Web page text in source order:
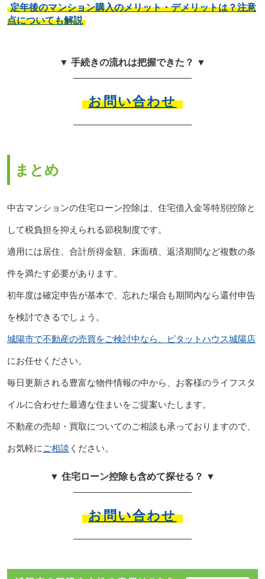
定年後のマンション購入のメリット・デメリットは？注意
点についても解説
▼ 手続きの流れは把握できた？ ▼
お問い合わせ
まとめ
中古マンションの住宅ローン控除は、住宅借入金等特別控除と
して税負担を抑えられる節税制度です。
適用には居住、合計所得金額、床面積、返済期間など複数の条
件を満たす必要があります。
初年度は確定申告が基本で、忘れた場合も期間内なら還付申告
を検討できるでしょう。
城陽市で不動産の売買をご検討中なら、ピタットハウス城陽店
にお任せください。
毎日更新される豊富な物件情報の中から、お客様のライフスタ
イルに合わせた最適な住まいをご提案いたします。
不動産の売却・買取についてのご相談も承っておりますので、
お気軽に ご相談 ください。
▼ 住宅ローン控除も含めて探せる？ ▼
お問い合わせ